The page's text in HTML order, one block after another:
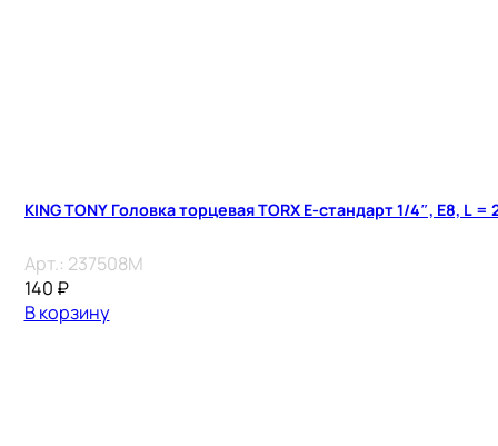
KING TONY Головка торцевая TORX Е-стандарт 1/4″, E8, L =
Арт.: 237508M
140 ₽
В корзину